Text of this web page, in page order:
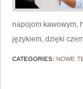
napojom kawowym,
językiem, dzięki
CATEGORIES: NOWE